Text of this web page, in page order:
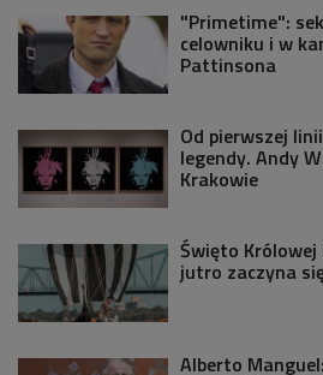
"Primetime":
celowniku i w
Pattinsona
Od pierwszej
legendy. Andy
Krakowie
Święto Królowej
jutro zaczyna
Alberto